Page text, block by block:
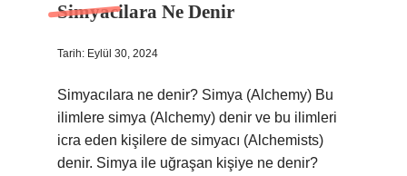
Simyacilara Ne Denir
Tarih: Eylül 30, 2024
Simyacılara ne denir? Simya (Alchemy) Bu
ilimlere simya (Alchemy) denir ve bu ilimleri
icra eden kişilere de simyacı (Alchemists)
denir. Simya ile uğraşan kişiye ne denir?